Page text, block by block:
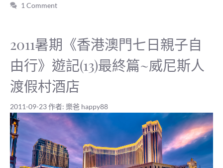
1 Comment
2011暑期《香港澳門七日親子自
由行》遊記(13)最終篇~威尼斯人
渡假村酒店
2011-09-23作者: 樂爸 happy88